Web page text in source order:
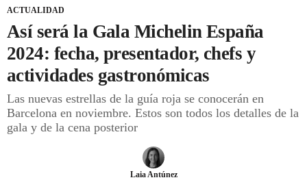
BARRAS Y ESTRELLAS
DÓNDE COMER
ÍDOLOS DE MESAS
CUADERNO DE VIAJE
ACTUALIDAD
Así será la Gala Michelin España
2024: fecha, presentador, chefs y
actividades gastronómicas
Las nuevas estrellas de la guía roja se conocerán en
Barcelona en noviembre. Estos son todos los detalles de la
gala y de la cena posterior
Laia Antúnez